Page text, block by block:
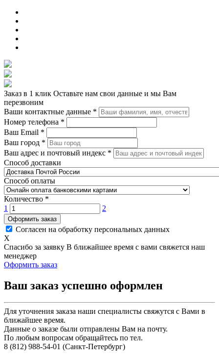
Заказ в 1 клик Оставьте нам свои данные и мы Вам
перезвоним
Ваши контактные данные *
Номер телефона *
Ваш Email *
Ваш город *
Ваш адрес и почтовый индекс *
Способ доставки
Способ оплаты
Количество *
1
2
Оформить заказ
Согласен на обработку персональных данных
X
Спасибо за заявку В ближайшее время с вами свяжется наш
менеджер
Оформить заказ
Ваш заказ успешно оформлен
Для уточнения заказа наши специалисты свяжутся с Вами в
ближайшее время.
Данные о заказе были отправлены Вам на почту.
По любым вопросам обращайтесь по тел.
8 (812) 988-54-01 (Санкт-Петербург)